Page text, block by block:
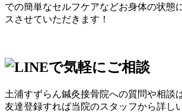
での簡単なセルフケアなどお身体の状態
スさせていただきます！
土浦すずらん鍼灸接骨院への質問や相談
友達登録すれば当院のスタッフから詳し